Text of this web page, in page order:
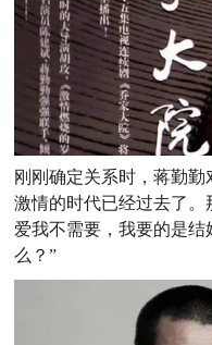
刚刚确定关系时，蒋勤
激情的时代已经过去了
爱我不需要，我要的是
么？”